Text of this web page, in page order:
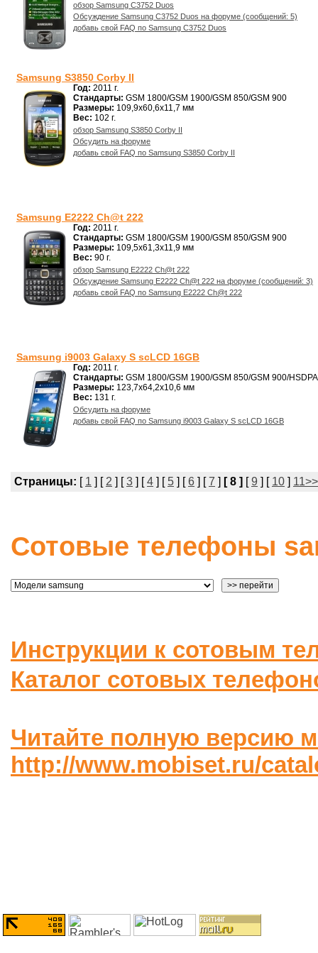
обзор Samsung C3752 Duos
Обсуждение Samsung C3752 Duos на форуме (сообщений: 5)
добавь свой FAQ по Samsung C3752 Duos
Samsung S3850 Corby II
Год: 2011 г.
Стандарты: GSM 1800/GSM 1900/GSM 850/GSM 900
Размеры: 109,9x60,6x11,7 мм
Вес: 102 г.
обзор Samsung S3850 Corby II
Обсудить на форуме
добавь свой FAQ по Samsung S3850 Corby II
Samsung E2222 Ch@t 222
Год: 2011 г.
Стандарты: GSM 1800/GSM 1900/GSM 850/GSM 900
Размеры: 109,5x61,3x11,9 мм
Вес: 90 г.
обзор Samsung E2222 Ch@t 222
Обсуждение Samsung E2222 Ch@t 222 на форуме (сообщений: 3)
добавь свой FAQ по Samsung E2222 Ch@t 222
Samsung i9003 Galaxy S scLCD 16GB
Год: 2011 г.
Стандарты: GSM 1800/GSM 1900/GSM 850/GSM 900/HSDPA
Размеры: 123,7x64,2x10,6 мм
Вес: 131 г.
Обсудить на форуме
добавь свой FAQ по Samsung i9003 Galaxy S scLCD 16GB
Страницы: [ 1 ] [ 2 ] [3 ] [4 ] [ 5 ] [6 ] [7 ] [ 8 ] [9 ] [ 10 ] 11>>
Сотовые телефоны
Инструкции к сотовым
Каталог сотовых
Читайте полную версию
http://www.mobiset.ru/